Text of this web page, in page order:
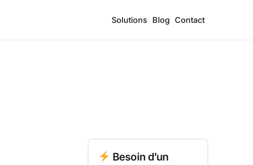
Solutions Blog Contact
Besoin d’un